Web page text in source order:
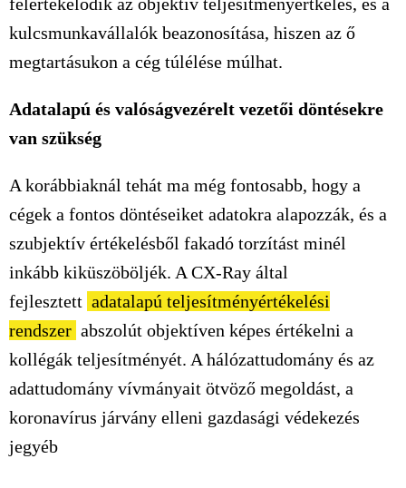
kulcsmunkavállalók beazonosítása, hiszen az ő
megtartásukon a cég túlélése múlhat.
Adatalapú és valóságvezérelt vezetői döntésekre
van szükség
A korábbiaknál tehát ma még fontosabb, hogy a
cégek a fontos döntéseiket adatokra alapozzák, és a
szubjektív értékelésből fakadó torzítást minél
inkább kiküszöböljék. A CX-Ray által
fejlesztett adatalapú teljesítményértékelési
rendszer abszolút objektíven képes értékelni a
kollégák teljesítményét. A hálózattudomány és az
adattudomány vívmányait ötvöző megoldást, a
koronavírus járvány elleni gazdasági védekezés
jegyéb